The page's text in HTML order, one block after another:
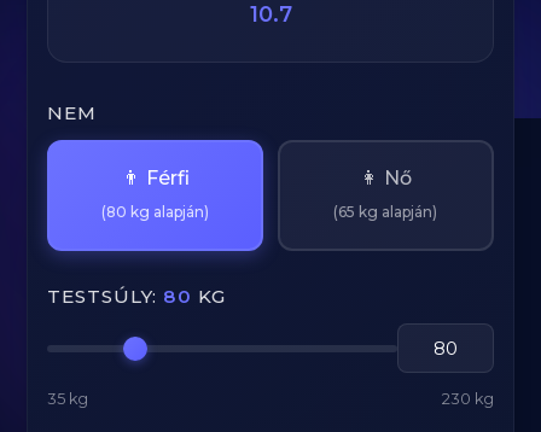
10.7
NEM
👨 Férfi
(80 kg alapján)
👩 Nő
(65 kg alapján)
TESTSÚLY: 80 KG
35 kg 230 kg